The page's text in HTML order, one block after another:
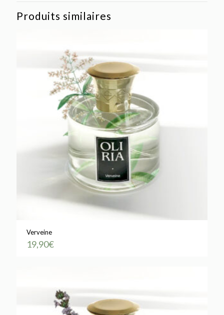
Produits similaires
Verveine
19,90€